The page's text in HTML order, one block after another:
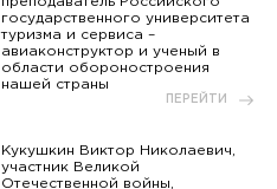
государственного университета
туризма и сервиса –
авиаконструктор и ученый в
области обороностроения
нашей страны
ПЕРЕЙТИ
Кукушкин Виктор Николаевич,
участник Великой
Отечественной войны,